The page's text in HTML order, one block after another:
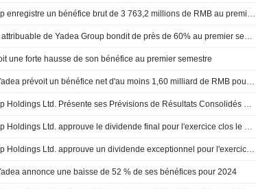
Yadea Group enregistre un bénéfice brut de 3 763,2 millions de RMB au premier semestre
Le bénéfice attribuable de Yadea Group bondit de près de 60% au premier semestre
une forte hausse de son bénéfice au premier semestre
Le groupe Yadea prévoit un bénéfice net d'au moins 1,60 milliard de RMB pour le semestre
Yadea Group Holdings Ltd. Présente ses Prévisions de Résultats Consolidés pour les Cinq Premiers Mois Clôturés au 31 Mai 2025
Yadea Group Holdings Ltd. approuve le dividende final pour l'exercice clos le 31 décembre 2024
Yadea Group Holdings Ltd. approuve un dividende exceptionnel pour l'exercice clos le 31 décembre 2024
annonce une baisse de 52 % de ses bénéfices pour 2024